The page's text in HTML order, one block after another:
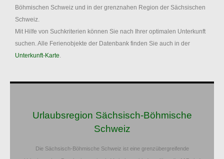
Böhmischen Schweiz und in der grenznahen Region der Sächsischen
Schweiz.
Mit Hilfe von Suchkriterien können Sie nach Ihrer optimalen Unterkunft
suchen. Alle Ferienobjekte der Datenbank finden Sie auch in der
Unterkunft-Karte.
Urlaubsregion Sächsisch-Böhmische
Schweiz
Die Sächsisch-Böhmische Schweiz ist eine grenzübergreifende